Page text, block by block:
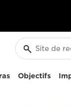
Objectifs